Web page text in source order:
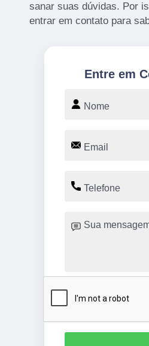
sanar suas dúvidas. Por
entrar em contato para
Entre em